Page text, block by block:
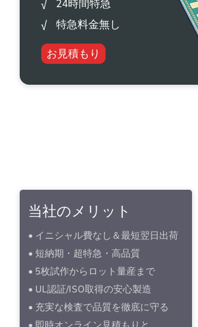
√ 24時間特急
√ 特急料金無し
お見積もり
当社のメリット
• イニシャル費なし＆最短翌日出荷
• 短納期・超特急・高品質
• 5枚試作からロット量産まで
• UL認証/ISO取得の安心製造
• 充実な検査で品質を徹底に守る
高周波絶縁体 ポリ
イミド基材
リジッド
FPC基板